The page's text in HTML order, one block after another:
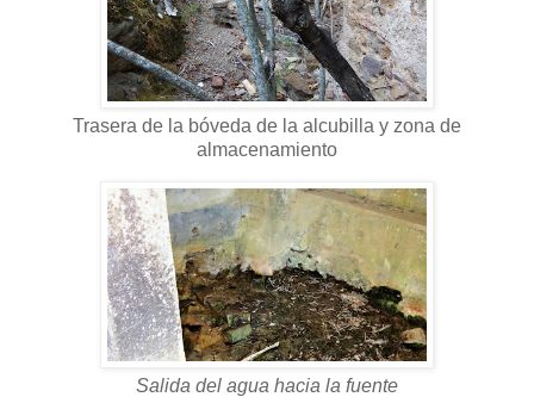
Trasera de la bóveda de la alcubilla y zona de
almacenamiento
Salida del agua hacia la fuente